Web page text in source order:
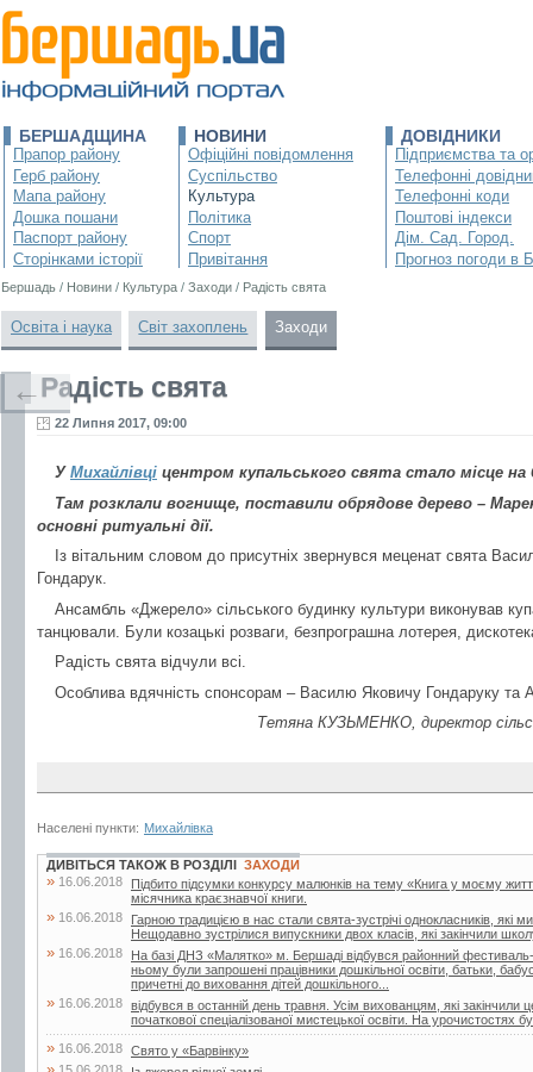
БЕРШАДЩИНА
Прапор району
Герб району
Мапа району
Дошка пошани
Паспорт району
Сторінками історії
НОВИНИ
Офіційні повідомлення
Суспільство
Культура
Політика
Спорт
Привітання
ДОВІДНИКИ
Підприємства та
Телефонні
Телефонні коди
Поштові індекси
Дім. Сад. Город.
Прогноз погоди в
Бершадь / Новини / Культура / Заходи / Радість свята
Освіта і наука Світ захоплень Заходи
Радість свята
22 Липня 2017, 09:00
У Михайлівці центром купальського свята стало місце на
Там розклали вогнище, поставили обрядове дерево –
основні ритуальні дії.
Із вітальним словом до присутніх звернувся меценат свята
Гондарук.
Ансамбль «Джерело» сільського будинку культури виконував
танцювали. Були козацькі розваги, безпрограшна лотерея,
Радість свята відчули всі.
Особлива вдячність спонсорам – Василю Яковичу Гондаруку та
Тетяна КУЗЬМЕНКО, директор
Населені пункти: Михайлівка
←
ДИВІТЬСЯ ТАКОЖ В РОЗДІЛІ ЗАХОДИ
» 16.06.2018
Підбито підсумки конкурсу малюнків на тему «Книга у моєму
місячника краєзнавчої книги.
» 16.06.2018
Гарною традицією в нас стали свята-зустрічі однокласників, які
Нещодавно зустрілися випускники двох класів, які закінчили
» 16.06.2018
На базі ДНЗ «Малятко» м. Бершаді відбувся районний
ньому були запрошені працівники дошкільної освіти, батьки,
причетні до виховання дітей дошкільного...
» 16.06.2018 відбувся в останній день травня. Усім вихованцям, які
початкової спеціалізованої мистецької освіти. На урочистостях
» 16.06.2018 Свято у «Барвінку»